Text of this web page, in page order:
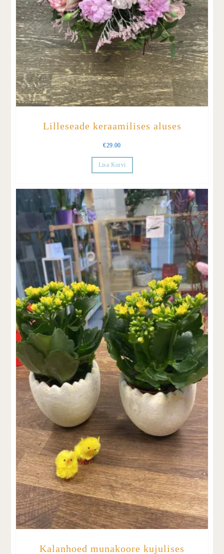
Lilleseade keraamilises aluses
€29.00
Lisa Korvi
Kalanhoed munakoore kujulises